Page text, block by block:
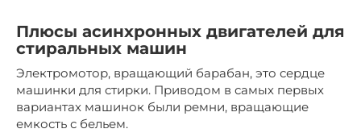
Плюсы асинхронных двигателей для
стиральных машин
Электромотор, вращающий барабан, это сердце
машинки для стирки. Приводом в самых первых
вариантах машинок были ремни, вращающие
емкость с бельем.